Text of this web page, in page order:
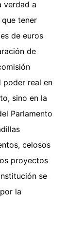
verdad a
tener
de euros
de
poder real en
sino en la
Parlamento
celosos
proyectos
se
la